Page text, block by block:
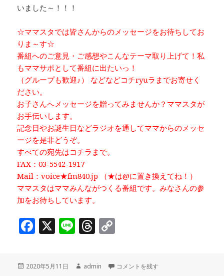
いました～！！！
☆ママスタでは皆さんからのメッセージをお待ちしてお
りま～す☆
番組へのご意見・ご感想やこんなテーマ取り上げて！私
もママサポとして番組に出たいっ！
（グループも歓迎♪） などなどコチryuラまでお寄せく
ださい。
お子さんへメッセージを贈ってみませんか？ママスタが
お手伝いします。
記念日やお誕生日などラジオを通してママからのメッセ
ージを是非どうぞ。
すべての宛先はコチラまで。
FAX：03-5542-1917
Mail：voice★fm840.jp （★は@に置き換えてね！）
ママスタはママみんながつくる番組です。みなさんの参
加をお待ちしています。
F
c
X Li
e
T
r
投
2020年5月11日
作
admin ママミーティングもオンラインです
コメントを残す